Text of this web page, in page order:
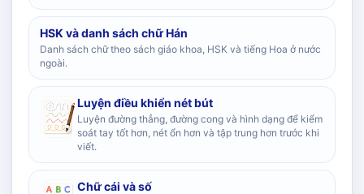
HSK và danh sách chữ Hán
Danh sách chữ theo sách giáo khoa, HSK và tiếng Hoa ở nước
ngoài.
Luyện điều khiển nét bút
Luyện đường thẳng, đường cong và hình dạng để kiểm
soát tay tốt hơn, nét ổn hơn và tập trung hơn trước khi
viết.
Chữ cái và số